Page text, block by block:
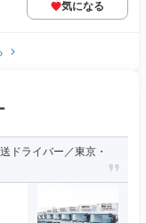
気になる
ドライバー／東京・